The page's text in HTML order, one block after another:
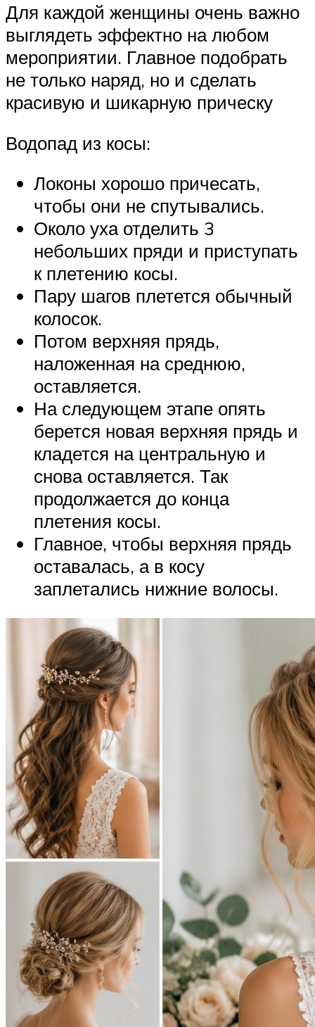
Для каждой женщины очень важно
выглядеть эффектно на любом
мероприятии. Главное подобрать
не только наряд, но и сделать
красивую и шикарную прическу
Водопад из косы:
Локоны хорошо причесать,
чтобы они не спутывались.
Около уха отделить 3
небольших пряди и приступать
к плетению косы.
Пару шагов плетется обычный
колосок.
Потом верхняя прядь,
наложенная на среднюю,
оставляется.
На следующем этапе опять
берется новая верхняя прядь и
кладется на центральную и
снова оставляется. Так
продолжается до конца
плетения косы.
Главное, чтобы верхняя прядь
оставалась, а в косу
заплетались нижние волосы.